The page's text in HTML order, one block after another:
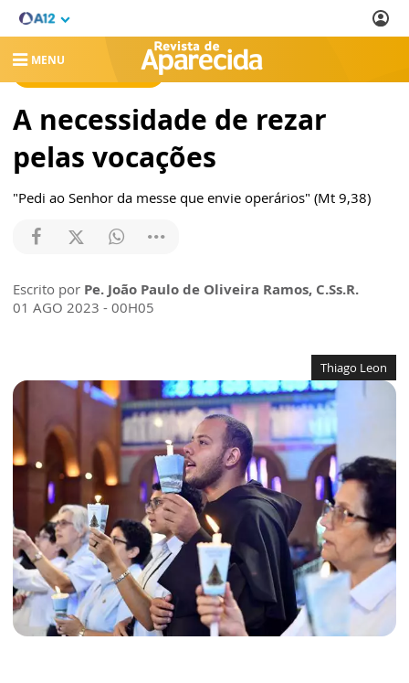
MENU
REVISTA DE APARECIDA
A necessidade de rezar
pelas vocações
"Pedi ao Senhor da messe que envie operários" (Mt 9,38)
Escrito por Pe. João Paulo de Oliveira Ramos, C.Ss.R.
01 AGO 2023 - 00H05
Thiago Leon